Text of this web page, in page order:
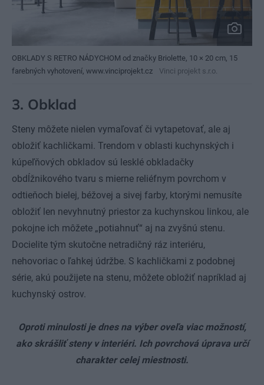
OBKLADY S RETRO NÁDYCHOM od značky Briolette, 10 × 20 cm, 15
farebných vyhotovení, www.vinciprojekt.cz
Vinci projekt s.r.o.
3. Obklad
Steny môžete nielen vymaľovať či vytapetovať, ale aj
obložiť kachličkami. Trendom v oblasti kuchynských i
kúpeľňových obkladov sú lesklé obkladačky
obdĺžnikového tvaru s mierne reliéfnym povrchom v
odtieňoch bielej, béžovej a sivej farby, ktorými nemusíte
obložiť len nevyhnutný priestor za kuchynskou linkou, ale
pokojne ich môžete „potiahnuť“ aj na zvyšnú stenu.
Docielite tým skutočne netradičný ráz interiéru,
nehovoriac o ľahkej údržbe. S kachličkami z podobnej
série, akú použijete na stenu, môžete obložiť napríklad aj
kuchynský ostrov.
Oproti minulosti je dnes na výber oveľa viac možností,
ako skrášliť steny v interiéri. Ich povrchová úprava určí
charakter celej miestnosti.